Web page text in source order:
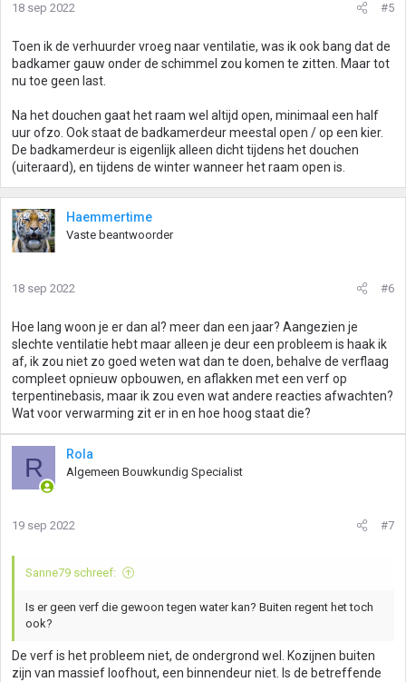
18 sep 2022 #5
Toen ik de verhuurder vroeg naar ventilatie, was ik ook bang dat de
badkamer gauw onder de schimmel zou komen te zitten. Maar tot
nu toe geen last.
Na het douchen gaat het raam wel altijd open, minimaal een half
uur ofzo. Ook staat de badkamerdeur meestal open / op een kier.
De badkamerdeur is eigenlijk alleen dicht tijdens het douchen
(uiteraard), en tijdens de winter wanneer het raam open is.
Haemmertime
Vaste beantwoorder
18 sep 2022 #6
Hoe lang woon je er dan al? meer dan een jaar? Aangezien je
slechte ventilatie hebt maar alleen je deur een probleem is haak ik
af, ik zou niet zo goed weten wat dan te doen, behalve de verflaag
compleet opnieuw opbouwen, en aflakken met een verf op
terpentinebasis, maar ik zou even wat andere reacties afwachten?
Wat voor verwarming zit er in en hoe hoog staat die?
R Rola
Algemeen Bouwkundig Specialist
19 sep 2022 #7
Sanne79 schreef:
Is er geen verf die gewoon tegen water kan? Buiten regent het toch
ook?
De verf is het probleem niet, de ondergrond wel. Kozijnen buiten
zijn van massief loofhout, een binnendeur niet. Is de betreffende